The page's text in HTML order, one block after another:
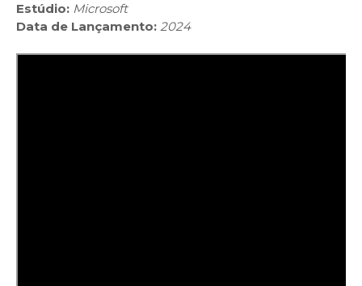
Estúdio: Microsoft
Data de Lançamento: 2024